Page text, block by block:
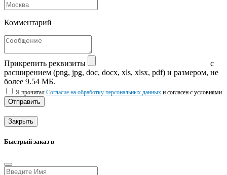
Комментарий
Прикрепить реквизиты
с
расширением (png, jpg, doc, docx, xls, xlsx, pdf) и размером, не
более 9.54 МБ.
Я прочитал Согласие на обработку персональных данных и согласен с условиями
Отправить
Закрыть
Быстрый заказ в